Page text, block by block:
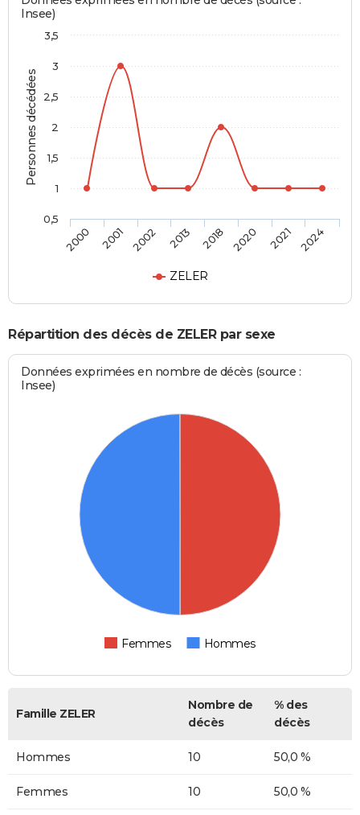
Personnes décédées
Insee)
ZELER
2000 2001 2002 2013 2018 2020 2021 2024
0,5
1
1,5
2
2,5
3
3,5
Répartition des décès de ZELER par sexe
Données exprimées en nombre de décès (source :
Insee)
Femmes Hommes
Famille ZELER
Nombre de
décès
% des
décès
Hommes 10 50,0 %
Femmes 10 50,0 %